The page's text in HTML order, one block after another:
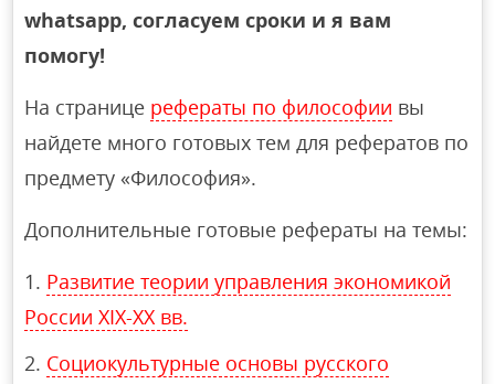
whatsapp, согласуем сроки и я вам
помогу!
На странице рефераты по философии вы
найдете много готовых тем для рефератов по
предмету «Философия».
Дополнительные готовые рефераты на темы:
Развитие теории управления экономикой
России XIX-XX вв.
Социокультурные основы русского